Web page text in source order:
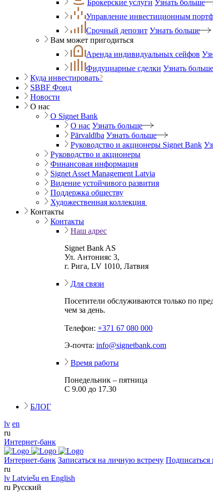
Брокерские услуги Узнать больше
Управление инвестиционным
Срочный депозит Узнать больше
Вам может пригодиться
Аренда индивидуальных сейфов
Фидуциарные сделки Узнать больше
Куда инвестировать?
SBBF Фонд
Новости
О нас
O Signet Bank
О нас Узнать больше
Pārvaldība Узнать больше
Руководство и акционеры Signet Bank
Руководство и акционеры
Финансовая информация
Signet Asset Management Latvia
Видение устойчивого развития
Поддержка обществу
Художественная коллекция
Контакты
Контакты
Наш адрес
Signet Bank AS
Ул. Антонияс 3,
г. Рига, LV 1010, Латвия
Для связи
Посетители обслуживаются только по
чем за день.
Телефон: +371 67 080 000
Э-почта: info@signetbank.com
Время работы
Понедельник – пятница
С 9.00 до 17.30
БЛОГ
lv en
ru
Интернет-банк
Интернет-банк Записаться на личную встречу Подписаться
ru
lv Latviešu en English
ru Русский